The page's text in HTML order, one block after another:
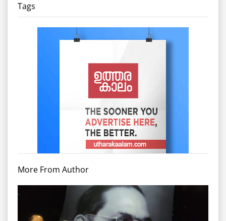
Tags
More From Author